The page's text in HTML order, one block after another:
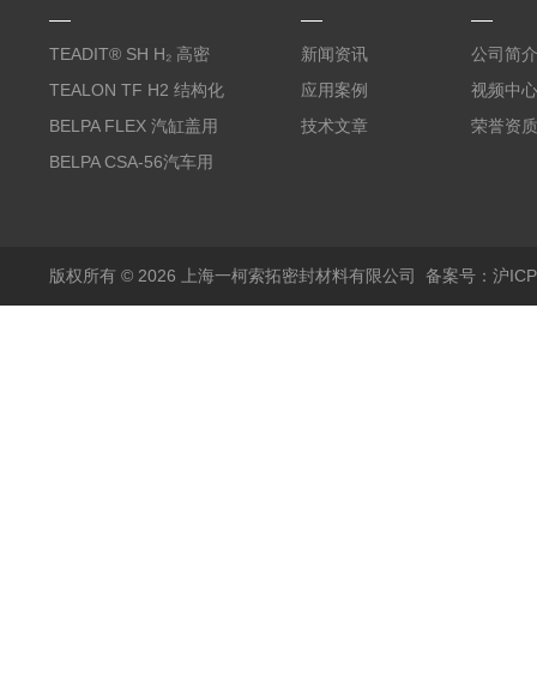
TEADIT® SH H₂ 高密
度纯PTFE垫片
TEALON TF H2 结构化
PTFE垫片
BELPA FLEX 汽缸盖用
无石棉金属增强密封垫
BELPA CSA-56汽车用
新闻资讯
应用案例
技术文章
公司简介
视频中心
荣誉资质
版权所有 © 2026 上海一柯索拓密封材料有限公司 备案号：沪